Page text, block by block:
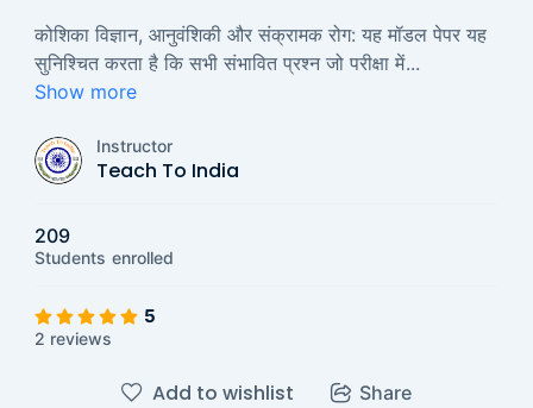
कोशिका विज्ञान, आनुवंशिकी और संक्रामक रोग: यह मॉडल पेपर यह
सुनिश्चित करता है कि सभी संभावित प्रश्न जो परीक्षा में...
Show more
Instructor
Teach To India
209
Students enrolled
5
2 reviews
Add to wishlist Share